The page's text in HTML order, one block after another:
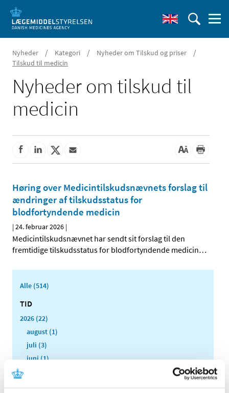
Nyheder / Kategori / Nyheder om Tilskud og priser /
Tilskud til medicin
Nyheder om tilskud til
medicin
Høring over Medicintilskudsnævnets forslag til
ændringer af tilskudsstatus for
blodfortyndende medicin
|24. februar 2026 |
Medicintilskudsnævnet har sendt sit forslag til den
fremtidige tilskudsstatus for blodfortyndende medicin…
Alle (514)
TID
2026 (22)
august (1)
juli (3)
juni (1)